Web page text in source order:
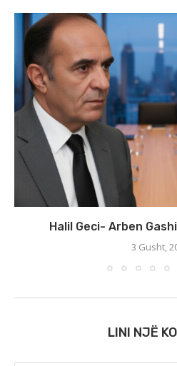
Halil Geci- Arben
3 Gusht,
LINI NJË